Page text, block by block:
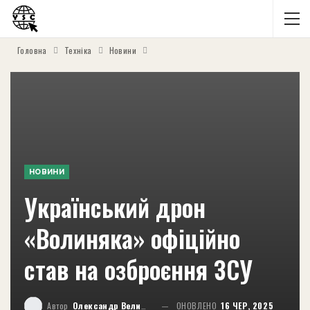
Головна Техніка Новини
НОВИНИ
Український дрон
«Волиняка» офіційно
став на озброєння ЗСУ
Автор Олександр Великий ОНОВЛЕНО 16 ЧЕР, 2025